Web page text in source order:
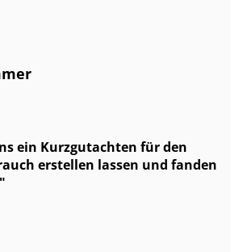
ein Kurzgutachten für den
erstellen lassen und fanden